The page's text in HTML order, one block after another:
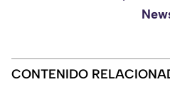
CONTENIDO